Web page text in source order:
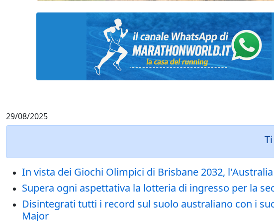
29/08/2025
In vista dei Giochi Olimpici di Brisbane 2032,
Supera ogni aspettativa la lotteria di ingresso per la
Disintegrati tutti i record sul suolo australiano con i
Major